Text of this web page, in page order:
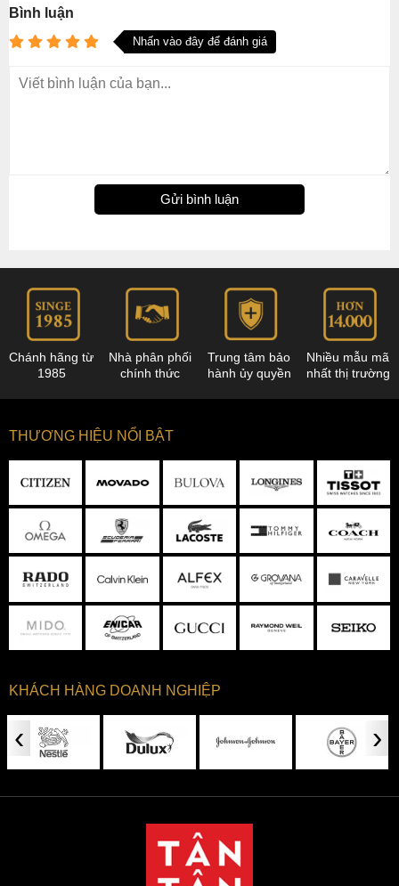
Bình luận
Nhấn vào đây để đánh giá
Gửi bình luận
Chánh hãng từ
1985
Nhà phân phối
chính thức
Trung tâm bảo
hành ủy quyền
Nhiều mẫu mã
nhất thị trường
THƯƠNG HIỆU NỔI BẬT
KHÁCH HÀNG DOANH NGHIỆP
‹ ›